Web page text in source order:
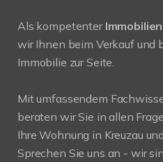
Als kompetenter
wir Ihnen beim Verkauf und
Immobilie zur Seite.
Mit umfassendem
beraten wir Sie in allen
Ihre Wohnung in Kreuzau
Sprechen Sie uns an - wir